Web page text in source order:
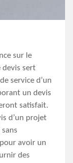
sur le
devis sert
service d’un
un devis
satisfait.
d’un projet
avoir un
des